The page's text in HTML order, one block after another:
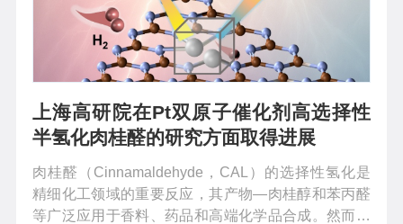
上海高研院在Pt双原子催化剂高选择性
半氢化肉桂醛的研究方面取得进展
肉桂醛（Cinnamaldehyde，CAL）的选择性氢化是
精细化工领域的重要反应，其产物—肉桂醇和苯丙醛
等广泛应用于香料、药品和高端化学品合成。然而，